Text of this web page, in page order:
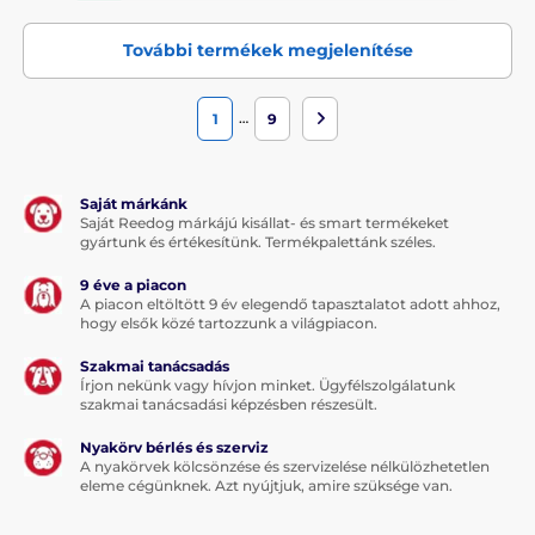
szokásos hatótávolság 200 és 400 méter között mozog. A
nyakörv kiválasztásakor az alábbi tényezőket kell
egyenletlen terepen (erdős területen) képzi kutyáját,
célszerű nagyobb hatótávolsággal rendelkező készüléket
erdős területeken az így megadott hatótávolság
jelentősen csökken (rádióhullám terjedése miatt).
Nagyobb hatótávolságra pl. vadászoknak lesz szüksége. A
kisebb hatótávolság (a kutya visszahívására,
figyelmeztetésére, stb.). Ilyen esetekben elegendő lesz
akár 350 méteres hatótávolság is.
Vízállóak a nyakörvek?
tulajdonsága. Leggyakrabban a következő vízálló
tulajdonságokkal találkozhat: védelem nélkül (nem
rendelkezik vízálló tulajdonsággal és a készüléket száraz
További termékek megjelenítése
1 … 9
Saját márkánk
Saját Reedog márkájú kisállat- és smart termékeket
gyártunk és értékesítünk. Termékpalettánk széles.
9 éve a piacon
A piacon eltöltött 9 év elegendő tapasztalatot adott ahhoz,
hogy elsők közé tartozzunk a világpiacon.
Szakmai tanácsadás
Írjon nekünk vagy hívjon minket. Ügyfélszolgálatunk
szakmai tanácsadási képzésben részesült.
Nyakörv bérlés és szerviz
A nyakörvek kölcsönzése és szervizelése nélkülözhetetlen
eleme cégünknek. Azt nyújtjuk, amire szüksége van.